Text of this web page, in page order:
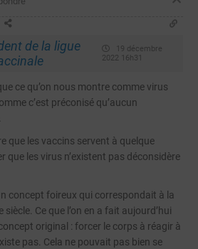
de la ligue
19 décembre
2022 16h31
ce qu’on nous montre comme virus
c’est préconisé qu’aucun
que les vaccins servent à quelque
que les virus n’existent pas déconsidère
concept foireux qui correspondait à la
siècle. Ce que l’on en a fait aujourd’hui
original : forcer le corps à réagir à
pas. Cela ne pouvait pas bien se